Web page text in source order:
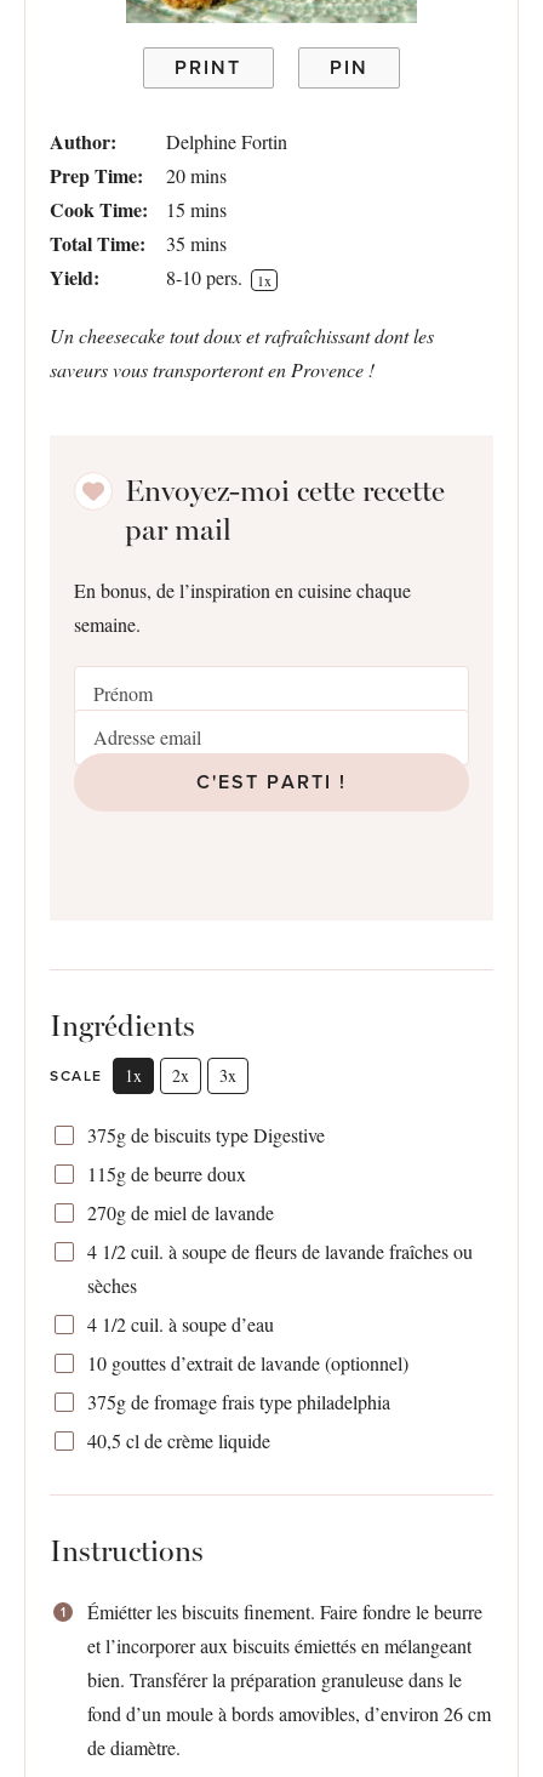
PRINT PIN
Author: Delphine Fortin
Prep Time: 20 mins
Cook Time: 15 mins
Total Time: 35 mins
Yield: 8-10pers. 1x
Un cheesecake tout doux et rafraîchissant dont les
saveurs vous transporteront en Provence !
Envoyez-moi cette recette
par mail
En bonus, de l’inspiration en cuisine chaque
semaine.
C'EST PARTI !
Ingrédients
SCALE 1x 2x 3x
375gde biscuits type Digestive
115gde beurre doux
270gde miel de lavande
4 1/2cuil. à soupe de fleurs de lavande fraîches ou
sèches
4 1/2cuil. à soupe d’eau
10gouttes d’extrait de lavande (optionnel)
375gde fromage frais type philadelphia
40,5 cl de crème liquide
Instructions
Émiétter les biscuits finement. Faire fondre le beurre
et l’incorporer aux biscuits émiettés en mélangeant
bien. Transférer la préparation granuleuse dans le
fond d’un moule à bords amovibles, d’environ 26 cm
de diamètre.